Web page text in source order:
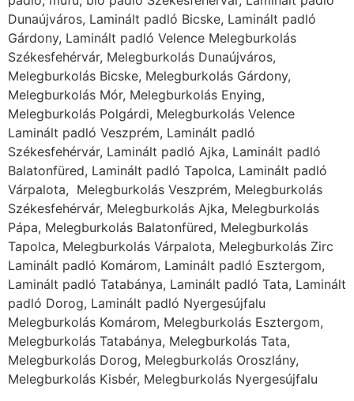
Pápa, Melegburkolás Balatonfüred, Melegburkolás
Tapolca, Melegburkolás Várpalota, Melegburkolás Zirc
Laminált padló Komárom, Laminált padló Esztergom,
Laminált padló Tatabánya, Laminált padló Tata, Laminált
padló Dorog, Laminált padló Nyergesújfalu
Melegburkolás Komárom, Melegburkolás Esztergom,
Melegburkolás Tatabánya, Melegburkolás Tata,
Melegburkolás Dorog, Melegburkolás Oroszlány,
Melegburkolás Kisbér, Melegburkolás Nyergesújfalu
Svédpadló – Skandináv
elegancia minden otthonba